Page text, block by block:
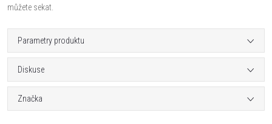
můžete sekat.
Parametry produktu
Diskuse
Značka